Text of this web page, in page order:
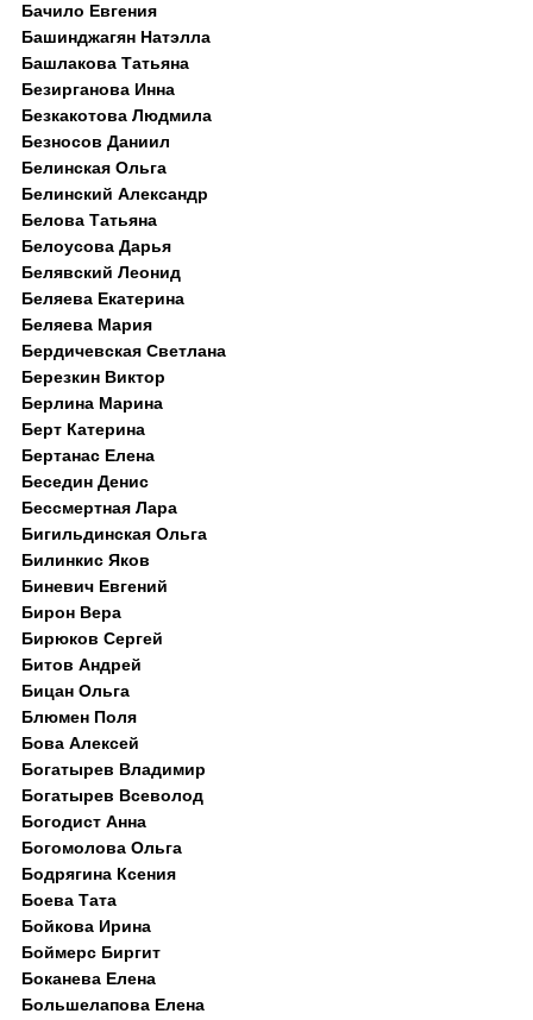
Бачило Евгения
Башинджагян Натэлла
Башлакова Татьяна
Безирганова Инна
Безкакотова Людмила
Безносов Даниил
Белинская Ольга
Белинский Александр
Белова Татьяна
Белоусова Дарья
Белявский Леонид
Беляева Екатерина
Беляева Мария
Бердичевская Светлана
Березкин Виктор
Берлина Марина
Берт Катерина
Бертанас Елена
Беседин Денис
Бессмертная Лара
Бигильдинская Ольга
Билинкис Яков
Биневич Евгений
Бирон Вера
Бирюков Сергей
Битов Андрей
Бицан Ольга
Блюмен Поля
Бова Алексей
Богатырев Владимир
Богатырев Всеволод
Богодист Анна
Богомолова Ольга
Бодрягина Ксения
Боева Тата
Бойкова Ирина
Боймерс Биргит
Боканева Елена
Большелапова Елена